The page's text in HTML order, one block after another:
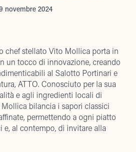
novembre 2024
chef stellato Vito Mollica porta in
un tocco di innovazione, creando
al Salotto Portinari e
ATTO. Conosciuto per la sua
e agli ingredienti locali di
bilancia i sapori classici
permettendo a ogni piatto
e, al contempo, di invitare alla